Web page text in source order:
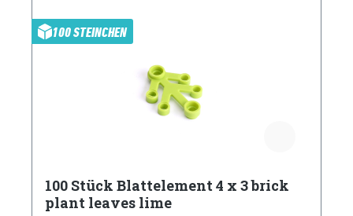
100 STEINCHEN
100 Stück Blattelement 4 x 3 brick
plant leaves lime